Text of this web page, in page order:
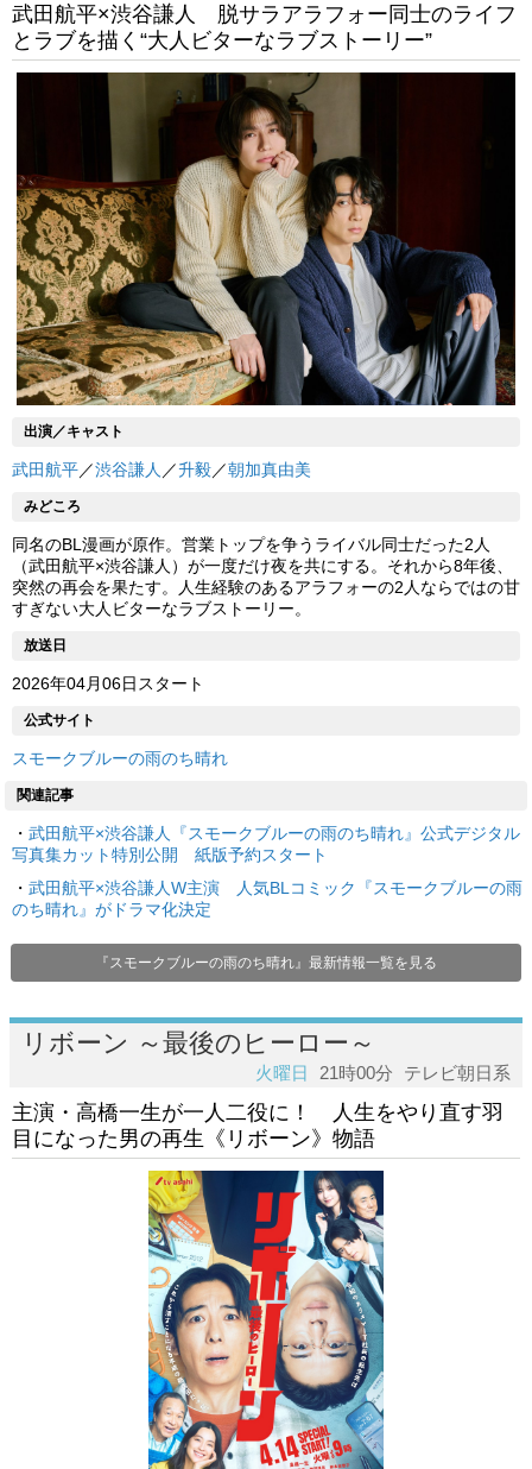
武田航平×渋谷謙人 脱サラアラフォー同士のライフ
とラブを描く“大人ビターなラブストーリー”
出演／キャスト
武田航平／渋谷謙人 ／升毅／朝加真由美
みどころ
同名のBL漫画が原作。営業トップを争うライバル同士だった2人
（武田航平×渋谷謙人）が一度だけ夜を共にする。それから8年後、
突然の再会を果たす。人生経験のあるアラフォーの2人ならではの甘
すぎない大人ビターなラブストーリー。
放送日
2026年04月06日スタート
公式サイト
スモークブルーの雨のち晴れ
関連記事
・武田航平×渋谷謙人『スモークブルーの雨のち晴れ』公式デジタル
写真集カット特別公開 紙版予約スタート
・武田航平×渋谷謙人W主演 人気BLコミック『スモークブルーの雨
のち晴れ』がドラマ化決定
『スモークブルーの雨のち晴れ』最新情報一覧を見る
リボーン ～最後のヒーロー～
火曜日 21時00分 テレビ朝日系
主演・高橋一生が一人二役に！ 人生をやり直す羽
目になった男の再生《リボーン》物語